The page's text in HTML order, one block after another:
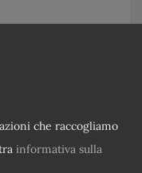
che raccogliamo
informativa sulla